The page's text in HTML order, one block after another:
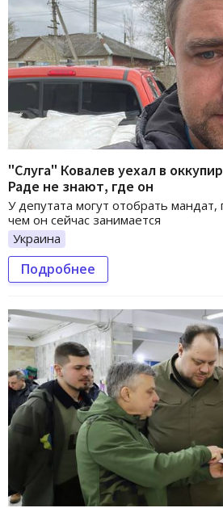
"Слуга" Ковалев уехал в
Раде не знают, где он
У депутата могут отобрать мандат,
чем он сейчас занимается
Украина
Подробнее